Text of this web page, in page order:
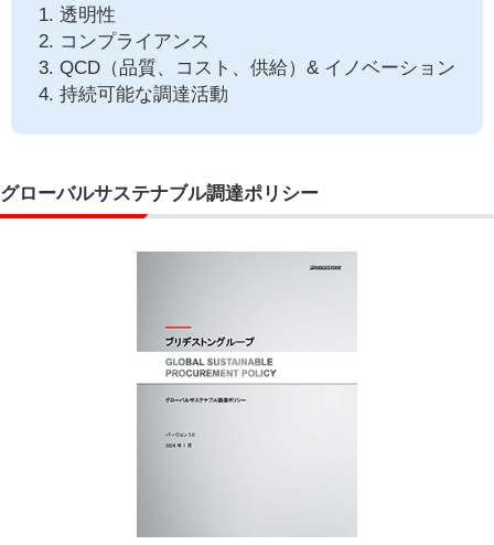
1. 透明性
2. コンプライアンス
3. QCD（品質、コスト、供給）& イノベーション
4. 持続可能な調達活動
グローバルサステナブル調達ポリシー